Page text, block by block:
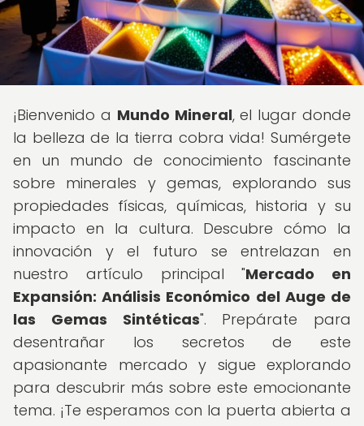
¡Bienvenido a Mundo Mineral, el lugar donde
la belleza de la tierra cobra vida! Sumérgete
en un mundo de conocimiento fascinante
sobre minerales y gemas, explorando sus
propiedades físicas, químicas, historia y su
impacto en la cultura. Descubre cómo la
innovación y el futuro se entrelazan en
nuestro artículo principal "Mercado en
Expansión: Análisis Económico del Auge de
las Gemas Sintéticas". Prepárate para
desentrañar los secretos de este
apasionante mercado y sigue explorando
para descubrir más sobre este emocionante
tema. ¡Te esperamos con la puerta abierta a